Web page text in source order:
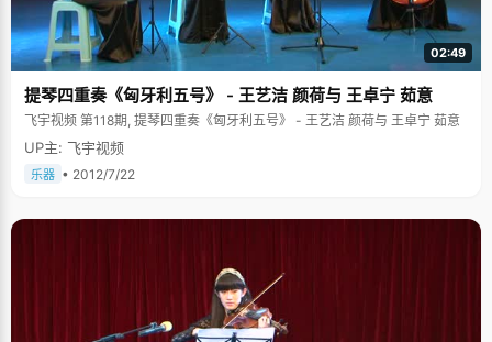
信以后才明白。" 周蕾长得高挑秀丽，又那么优秀，喜欢的男生肯定不少了，
周蕾害羞的说，高中大概收到过七、八条表白短信，不过她还没做好足够的
心里准备，都用"时间不到"，"爸爸妈妈不同意"，"还是做好朋友好"的理由婉
言拒绝了。 "大学里呀，不知道了，或许会有吧，到时候看了，"面对"大学的
必修课"，周蕾还是充满憧憬和想像的，带着一点点女孩子的天真烂漫和羞
涩。 周蕾说自己是个乐天派，希望每天都能过的很开心，尽量不与烦恼同
路；爱笑，不爱看书，痴迷漫画；喜欢零食，常常在零食架前左右徘徊："身
材还是美食？"；喜欢唱歌，是出名的麦霸，不管什么歌，会一点点就敢"厚
着脸皮上去唱"。 周蕾确实是个充满快乐的女孩，她说，高中生活像天蓝色，
什么时候都特别晴朗，一切都那么顺利，"关于大学，以前想得很多，现在什
么都不想了，搞好成绩，成熟一些再说，只要开心、充实的过好每一天就
02:49
提琴四重奏《匈牙利五号》 - 王艺洁 颜荷与 王卓宁 茹意
飞宇视频 第118期, 提琴四重奏《匈牙利五号》 - 王艺洁 颜荷与 王卓宁 茹意
UP主: 飞宇视频
乐器 • 2012/7/22